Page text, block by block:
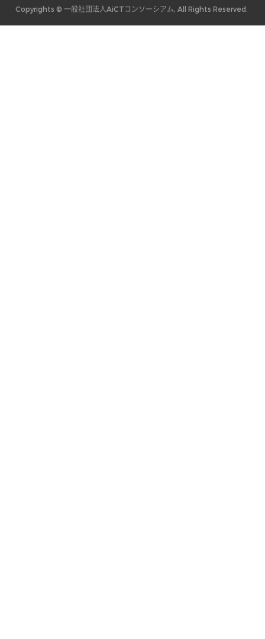
Copyrights © 一般社団法人AiCTコンソーシアム, All Rights Reserved.